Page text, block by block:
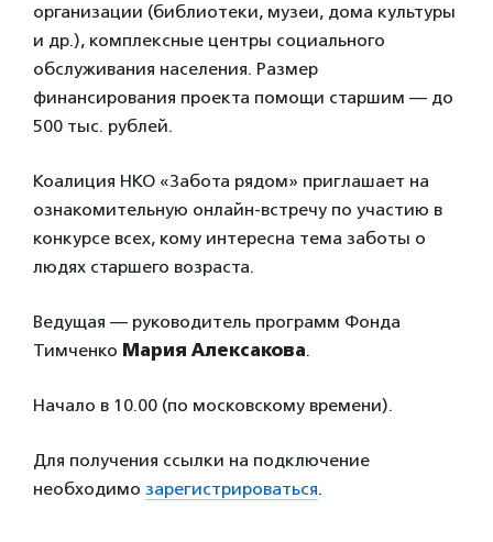
организации (библиотеки, музеи, дома культуры
и др.), комплексные центры социального
обслуживания населения. Размер
финансирования проекта помощи старшим — до
500 тыс. рублей.
Коалиция НКО «Забота рядом» приглашает на
ознакомительную онлайн-встречу по участию в
конкурсе всех, кому интересна тема заботы о
людях старшего возраста.
Ведущая — руководитель программ Фонда
Тимченко Мария Алексакова.
Начало в 10.00 (по московскому времени).
Для получения ссылки на подключение
необходимо зарегистрироваться.